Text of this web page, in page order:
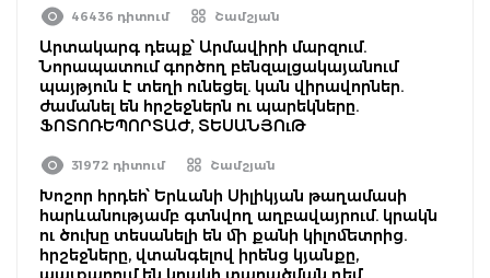
46436 դիտում Շամշյան
Արտակարգ դեպք՝ Արմավիրի մարզում.
Նորապատում գործող բենզալցակայանում
պայթյուն է տեղի ունեցել. կան վիրավորներ.
ժամանել են հրշեջներն ու պարեկները.
ՖՈՏՈՌԵՊՈՐՏԱԺ, ՏԵՍԱՆՅՈւԹ
31972 դիտում Շամշյան
Խոշոր հրդեհ՝ Երևանի Սիլիկյան թաղամասի
հարևանությամբ գտնվող աղբավայրում. կրակն
ու ծուխը տեսանելի են մի քանի կիլոմետրից.
հրշեջները, վտանգելով իրենց կյանքը,